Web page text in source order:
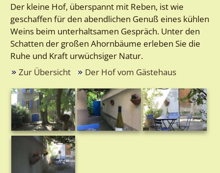
Der kleine Hof, überspannt mit Reben, ist wie
geschaffen für den abendlichen Genuß eines kühlen
Weins beim unterhaltsamen Gespräch. Unter den
Schatten der großen Ahornbäume erleben Sie die
Ruhe und Kraft urwüchsiger Natur.
Zur Übersicht
Der Hof vom Gästehaus